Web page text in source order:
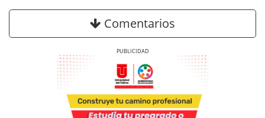
Comentarios